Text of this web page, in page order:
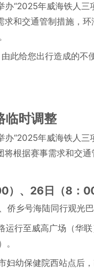
“2025年威海铁人三
求和交通管制措施，
此给您出行造成的不
临时调整
“2025年威海铁人三
将根据赛事需求和交
）、26日（8：
乡号海陆同行观光
运行至威高广场（华
。
妇幼保健院西站点后